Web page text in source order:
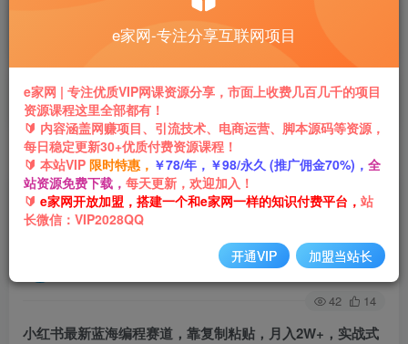
永久VIP价值198元
免费下载全站资源
推广返利 70%
专属链接提现快
加盟本站 躺赚
首页 网创项目 引流推广 正文
小红书最新蓝海编程赛道，靠复制粘贴，月入
2W+，实战式教学【揭秘】
关注 私信
42 14
小红书最新蓝海编程赛道 ，靠复制粘贴，月入2W+，实战式
e家网-专注分享互联网项目
e家网 | 专注优质VIP网课资源分享，市面上收费几百几千的项目
资源课程这里全部都有！
🔰 内容涵盖网赚项目、引流技术、电商运营、脚本源码等资源，
每日稳定更新30+优质付费资源课程！
🔰 本站VIP 限时特惠， ￥78/年，￥98/永久 (推广佣金70%)， 全
站资源免费下载， 每天更新，欢迎加入！
🔰 e家网开放加盟，搭建一个和e家网一样的知识付费平台， 站
长微信：VIP2028QQ
开通VIP 加盟当站长